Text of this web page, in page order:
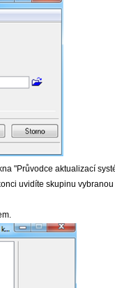
"Průvodce aktualizací
uvidíte skupinu